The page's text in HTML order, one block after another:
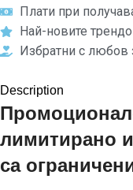
Плати при
Най-новите
Избратни с любов
Description
лимитирано
са